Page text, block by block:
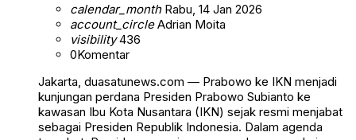
calendar_monthRabu, 14 Jan 2026
account_circleAdrian Moita
visibility436
0Komentar
Jakarta, duasatunews.com — Prabowo ke IKN menjadi
kunjungan perdana Presiden Prabowo Subianto ke
kawasan Ibu Kota Nusantara (IKN) sejak resmi menjabat
sebagai Presiden Republik Indonesia. Dalam agenda